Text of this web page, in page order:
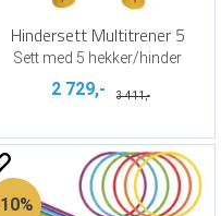
Hindersett Multitrener 5
Sett med 5 hekker/hinder
2 729,- 3 411,-
10%